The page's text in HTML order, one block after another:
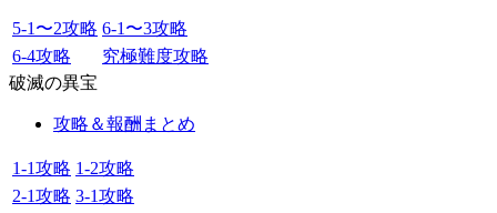
5-1〜2攻略 6-1〜3攻略
6-4攻略
究極難度攻略
破滅の異宝
攻略＆報酬まとめ
1-1攻略 1-2攻略
2-1攻略 3-1攻略